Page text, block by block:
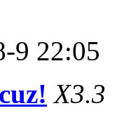
9 22:05
X3.3